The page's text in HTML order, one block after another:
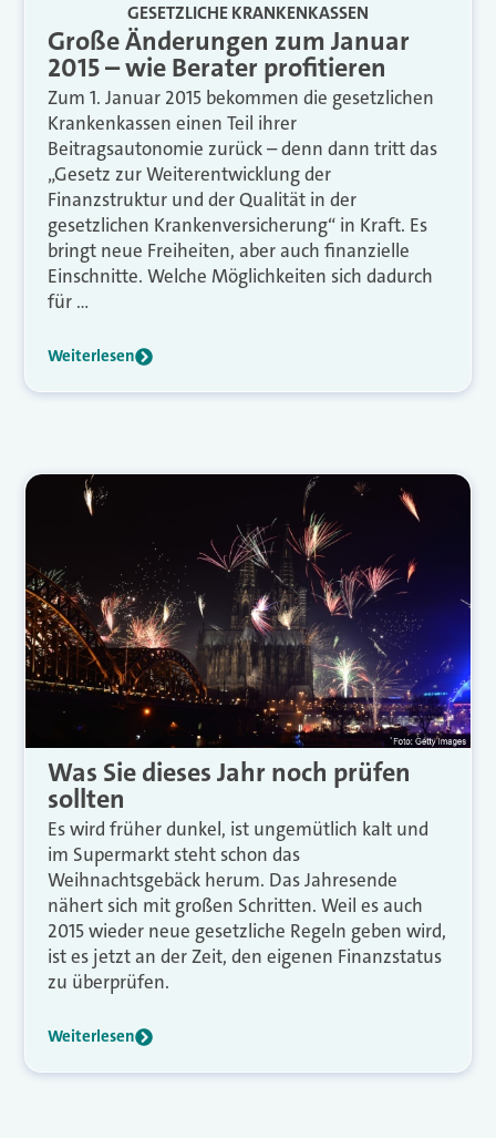
GESETZLICHE KRANKENKASSEN
Große Änderungen zum Januar
2015 – wie Berater profitieren
Zum 1. Januar 2015 bekommen die gesetzlichen
Krankenkassen einen Teil ihrer
Beitragsautonomie zurück – denn dann tritt das
„Gesetz zur Weiterentwicklung der
Finanzstruktur und der Qualität in der
gesetzlichen Krankenversicherung“ in Kraft. Es
bringt neue Freiheiten, aber auch finanzielle
Einschnitte. Welche Möglichkeiten sich dadurch
für …
Weiterlesen
Was Sie dieses Jahr noch prüfen
sollten
Es wird früher dunkel, ist ungemütlich kalt und
im Supermarkt steht schon das
Weihnachtsgebäck herum. Das Jahresende
nähert sich mit großen Schritten. Weil es auch
2015 wieder neue gesetzliche Regeln geben wird,
ist es jetzt an der Zeit, den eigenen Finanzstatus
zu überprüfen.
Weiterlesen